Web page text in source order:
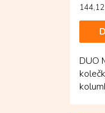
Měrná
DUO